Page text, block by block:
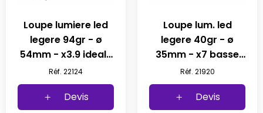
Loupe lumiere led
legere 94gr - ø
54mm - x3.9 ideale
dmla inclin ± 10° (1
pc)
Réf. 22124
Devis
Loupe lum. led
legere 40gr - ø
35mm - x7 basse
consommation (1
pc)
Réf. 21920
Devis